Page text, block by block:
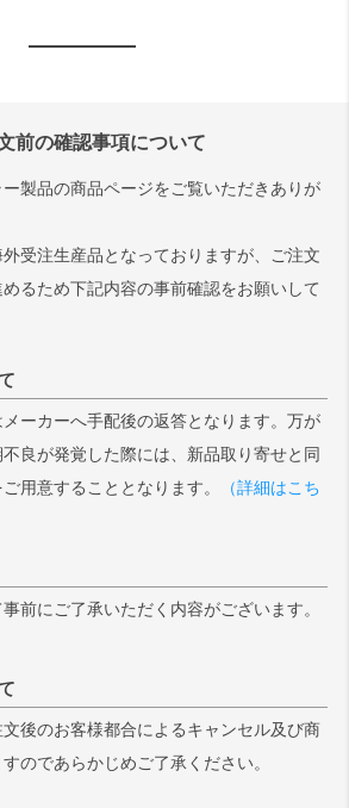
前の確認事項について
製品の商品ページをご覧いただきありが
受注生産品となっておりますが、ご注文
るため下記内容の事前確認をお願いして
ーカーへ手配後の返答となります。万が
良が発覚した際には、新品取り寄せと同
用意することとなります。
（詳細はこち
前にご了承いただく内容がございます。
後のお客様都合によるキャンセル及び商
のであらかじめご了承ください。